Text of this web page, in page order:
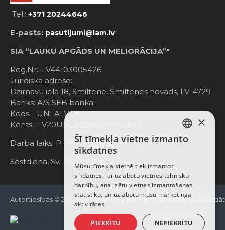
Tel.: +371 20244646
E-pasts: pasutijumi@lam.lv
SIA “LAUKU APGĀDS UN MELIORĀCIJA”"
Reg.Nr.: LV44103005426
Juridiskā adrese:
Dzirnavu iela 18, Smiltene, Smiltenes novads, LV-4729
Banks: A/S SEB banka;
Kods: UNLALV2X
Konts: LV20UNLA0050007676877
Darba laiks: P - Pk. 8:00 - 12:00; 13:00 - 17:00
Sestdiena, Sv. - Brīvdiena
Autortiesības © 2021-2025, www.e-einhell.lv, Visas tiesības
LATVIAN
ENGLISH
×
Šī tīmekļa vietne izmanto
sīkdatnes
Mūsu tīmekļa vietnē tiek izmantoti
sīkdatnes, lai uzlabotu vietnes tehnisku
darbību, analizētu vietnes izmantošanas
statistiku, un uzlabotu mūsu mārketinga
aktivitātes.
PIEKRĪTU NEPIEKRĪTU